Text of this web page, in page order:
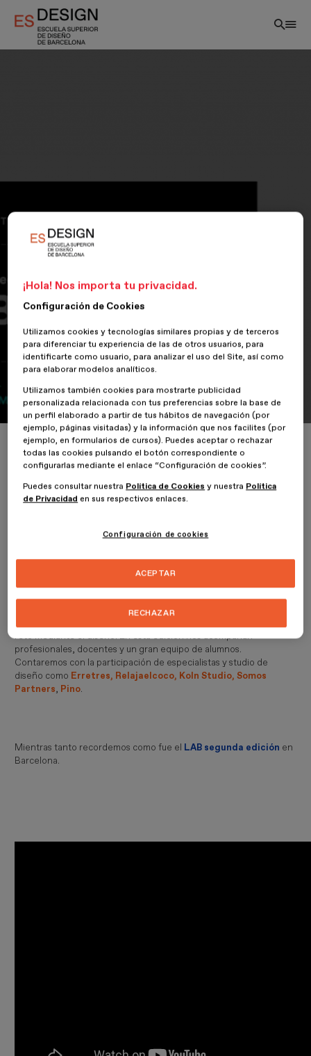
contenido
principal
Vuelve LAB ESDESIGN 3º edición
27 de Mayo de 2019
Inicio ESDESIGNERS Vuelve LAB ESDESIGN 3º edición
Una vez más vuelve este divertido laboratorio itinerante y esta vez
reto mediante el diseño. En esta edición nos acompañan
profesionales, docentes y un gran equipo de alumnos.
Contaremos con la participación de especialistas y studio de
diseño como Erretres, Relajaelcoco, Koln Studio, Somos
Partners, Pino.
Mientras tanto recordemos como fue el LAB segunda edición en
Barcelona.
¡Hola! Nos importa tu privacidad.
Configuración de Cookies
Utilizamos cookies y tecnologías similares propias y de terceros
para diferenciar tu experiencia de las de otros usuarios, para
identificarte como usuario, para analizar el uso del Site, así como
para elaborar modelos analíticos.
Utilizamos también cookies para mostrarte publicidad
personalizada relacionada con tus preferencias sobre la base de
un perfil elaborado a partir de tus hábitos de navegación (por
ejemplo, páginas visitadas) y la información que nos facilites (por
ejemplo, en formularios de cursos). Puedes aceptar o rechazar
todas las cookies pulsando el botón correspondiente o
configurarlas mediante el enlace “Configuración de cookies”.
Puedes consultar nuestra Política de Cookies y nuestra Política
de Privacidad en sus respectivos enlaces.
Configuración de cookies
RECHAZAR
ACEPTAR